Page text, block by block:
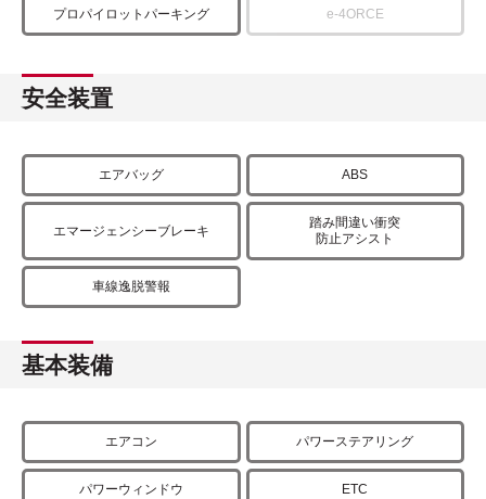
プロパイロットパーキング e-4ORCE
安全装置
エアバッグ ABS
エマージェンシーブレーキ
踏み間違い衝突
防止アシスト
車線逸脱警報
基本装備
エアコン パワーステアリング
パワーウィンドウ ETC